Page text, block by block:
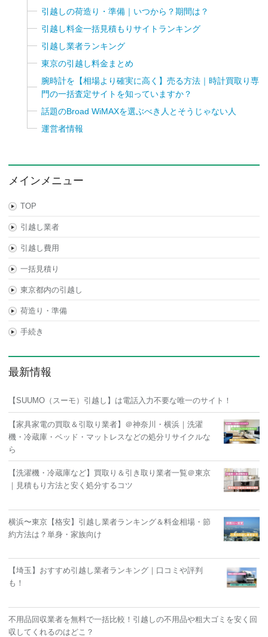
引越しの荷造り・準備｜いつから？期間は？
引越し料金一括見積もりサイトランキング
引越し業者ランキング
東京の引越し料金まとめ
腕時計を【相場より確実に高く】売る方法｜時計買取り専
門の一括査定サイトを知っていますか？
話題のBroad WiMAXを選ぶべき人とそうじゃない人
運営者情報
メインメニュー
TOP
引越し業者
引越し費用
一括見積り
東京都内の引越し
荷造り・準備
手続き
最新情報
【SUUMO（スーモ）引越し】は電話入力不要な唯一のサイト！
【家具家電の買取＆引取り業者】＠神奈川・横浜｜洗濯
機・冷蔵庫・ベッド・マットレスなどの処分リサイクルな
ら
【洗濯機・冷蔵庫など】買取り＆引き取り業者一覧＠東京
｜見積もり方法と安く処分するコツ
横浜〜東京【格安】引越し業者ランキング＆料金相場・節
約方法は？単身・家族向け
【埼玉】おすすめ引越し業者ランキング｜口コミや評判
も！
不用品回収業者を無料で一括比較！引越しの不用品や粗大ゴミを安く回
収してくれるのはどこ？